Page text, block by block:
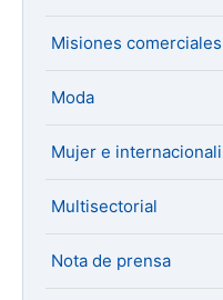
Misiones comerciales
Moda
Mujer e
Multisectorial
Nota de prensa